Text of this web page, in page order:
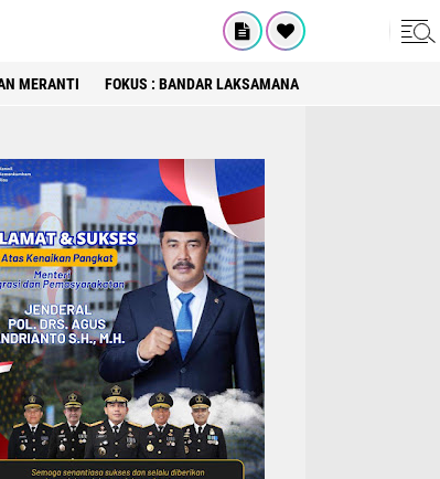
MERANTI FOKUS : BANDAR LAKSAMANA